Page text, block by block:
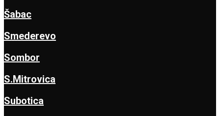
Šabac
Smederevo
Sombor
S.Mitrovica
Subotica